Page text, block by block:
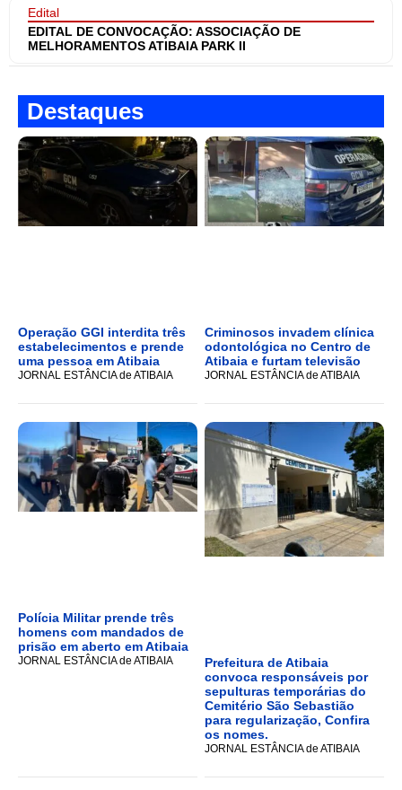
Edital
EDITAL DE CONVOCAÇÃO: ASSOCIAÇÃO DE
MELHORAMENTOS ATIBAIA PARK II
Destaques
Operação GGI interdita três
estabelecimentos e prende
uma pessoa em Atibaia
JORNAL ESTÂNCIA de ATIBAIA
Criminosos invadem clínica
odontológica no Centro de
Atibaia e furtam televisão
JORNAL ESTÂNCIA de ATIBAIA
Polícia Militar prende três
homens com mandados de
prisão em aberto em Atibaia
JORNAL ESTÂNCIA de ATIBAIA
Prefeitura de Atibaia
convoca responsáveis por
sepulturas temporárias do
Cemitério São Sebastião
para regularização, Confira
os nomes.
JORNAL ESTÂNCIA de ATIBAIA